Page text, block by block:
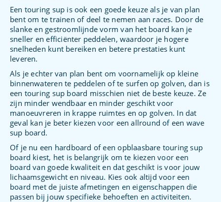
Een touring sup is ook een goede keuze als je van plan
bent om te trainen of deel te nemen aan races. Door de
slanke en gestroomlijnde vorm van het board kan je
sneller en efficiënter peddelen, waardoor je hogere
snelheden kunt bereiken en betere prestaties kunt
leveren.
Als je echter van plan bent om voornamelijk op kleine
binnenwateren te peddelen of te surfen op golven, dan is
een touring sup board misschien niet de beste keuze. Ze
zijn minder wendbaar en minder geschikt voor
manoeuvreren in krappe ruimtes en op golven. In dat
geval kan je beter kiezen voor een allround of een wave
sup board.
Of je nu een hardboard of een opblaasbare touring sup
board kiest, het is belangrijk om te kiezen voor een
board van goede kwaliteit en dat geschikt is voor jouw
lichaamsgewicht en niveau. Kies ook altijd voor een
board met de juiste afmetingen en eigenschappen die
passen bij jouw specifieke behoeften en activiteiten.